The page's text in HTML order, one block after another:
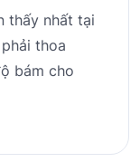
thấy nhất tại
thoa
bám cho